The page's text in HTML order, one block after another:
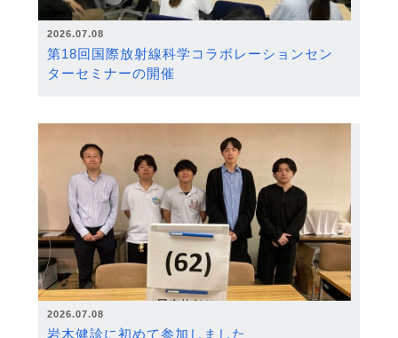
2026.07.08
第18回国際放射線科学コラボレーションセン
ターセミナーの開催
2026.07.08
岩木健診に初めて参加しました